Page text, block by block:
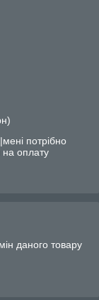
потрібно
на оплату
даного товару